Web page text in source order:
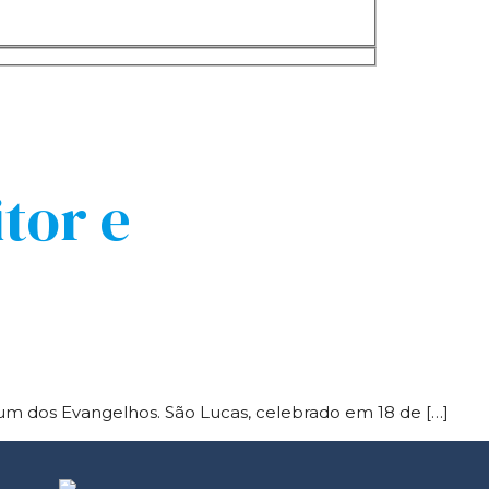
e
dos Evangelhos. São Lucas, celebrado em 18 de […]